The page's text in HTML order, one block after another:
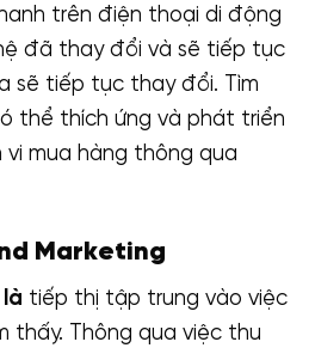
trên điện thoại di động
đã thay đổi và sẽ tiếp tục
sẽ tiếp tục thay đổi. Tìm
thể thích ứng và phát triển
mua hàng thông qua
Marketing
tiếp thị tập trung vào việc
thấy. Thông qua việc thu